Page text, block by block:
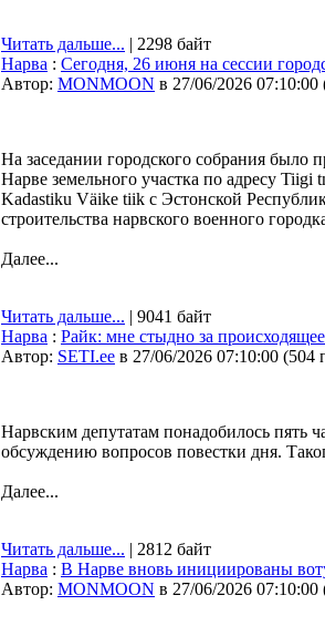
Читать дальше... | 2298 байт
Нарва : Сегодня, 26 июня на сессии
Автор: MONMOON в 27/06/2026 07:10:00
На заседании городского собрания было
Нарве земельного участка по адресу Tiigi
Kadastiku Väike tiik с Эстонской
строительства нарвского военного
Далее...
Читать дальше... | 9041 байт
Нарва : Райк: мне стыдно за
Автор: SETI.ee в 27/06/2026 07:10:00 (504
Нарвским депутатам понадобилось пять
обсуждению вопросов повестки дня.
Далее...
Читать дальше... | 2812 байт
Нарва : В Нарве вновь инициированы
Автор: MONMOON в 27/06/2026 07:10:00